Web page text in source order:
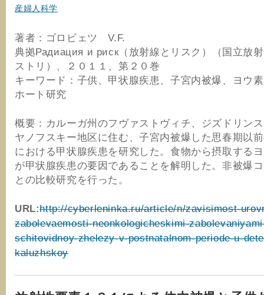
産婦人科学
著者：ゴロビェツ V.F.
典拠Радиация и риск（放射線とリスク）（国立放
ストリ）、２０１１、第２０巻
キーワード：子供、甲状腺疾患、子宮内被爆、ヨウ
ホート研究
概要：カルーガ州のフヴァストヴィチ、ジズドリン
ヤノフスキー地区に住む、子宮内被爆した思春期以
における甲状腺疾患を研究した。食物から摂取する
が甲状腺疾患の要因であることを解明した。非被爆
との比較研究を行った。
URL:http://cyberleninka.ru/article/n/zavisimost-
zabolevaemosti-neonkologicheskimi-
schitovidnoy-zhelezy-v-postnatalnom-periode-u-
kaluzhskoy